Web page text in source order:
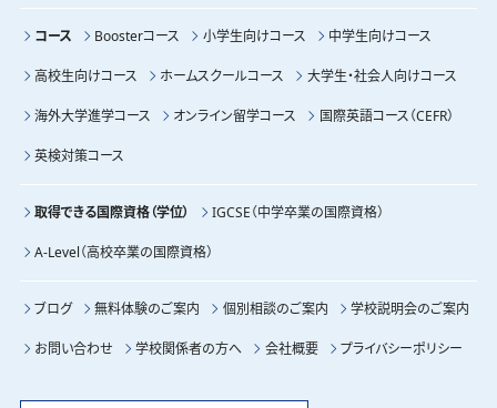
コース Boosterコース 小学生向けコース 中学生向けコース
高校生向けコース ホームスクールコース 大学生・社会人向けコース
海外大学進学コース オンライン留学コース 国際英語コース（CEFR）
英検対策コース
取得できる国際資格（学位） IGCSE（中学卒業の国際資格）
A-Level（高校卒業の国際資格）
ブログ 無料体験のご案内 個別相談のご案内 学校説明会のご案内
お問い合わせ 学校関係者の方へ 会社概要 プライバシーポリシー